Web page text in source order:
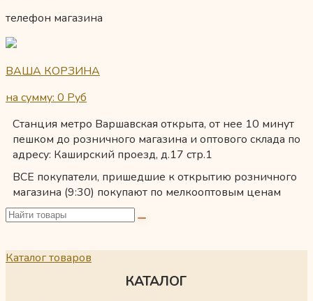
телефон магазина
ВАША КОРЗИНА
на сумму: 0 Руб
Станция метро Варшавская открыта, от нее 10 минут
пешком до розничного магазина и оптового склада по
адресу: Каширский проезд, д.17 стр.1
ВСЕ покупатели, пришедшие к открытию розничного
магазина (9:30) покупают по мелкооптовым ценам
Каталог товаров
КАТАЛОГ